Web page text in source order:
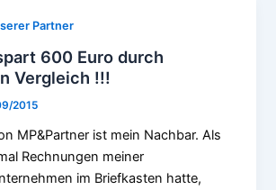
Partner
600 Euro durch
Vergleich !!!
2015
MP&Partner ist mein Nachbar. Als
Rechnungen meiner
im Briefkasten hatte,